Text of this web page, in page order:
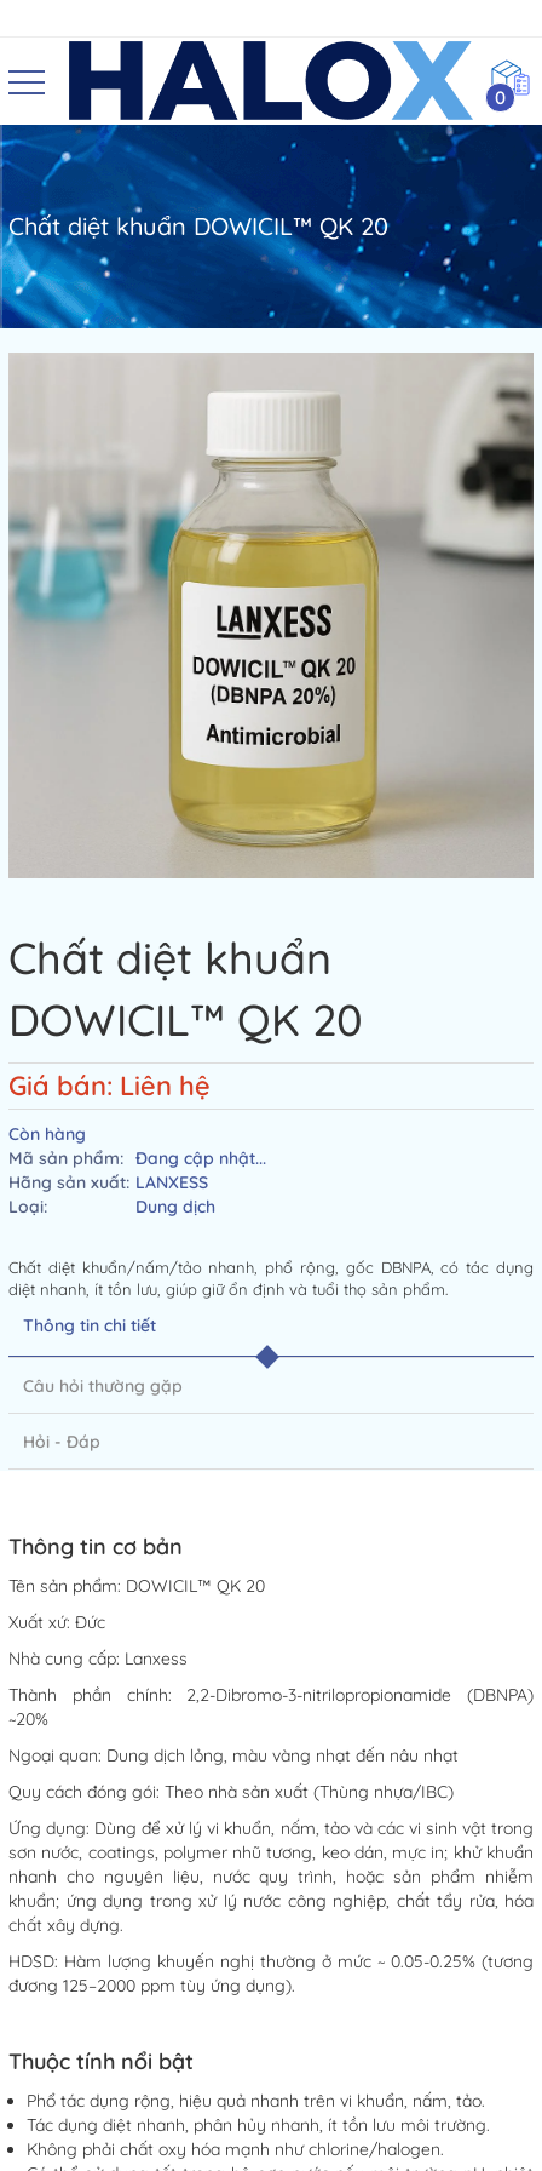
0
Chất diệt khuẩn DOWICIL™ QK 20
Chất diệt khuẩn
DOWICIL™ QK 20
Giá bán: Liên hệ
Còn hàng
Mã sản phẩm: Đang cập nhật...
Hãng sản xuất: LANXESS
Loại:
Dung dịch
Chất diệt khuẩn/nấm/tảo nhanh, phổ rộng, gốc DBNPA, có tác dụng
diệt nhanh, ít tồn lưu, giúp giữ ổn định và tuổi thọ sản phẩm.
Thông tin chi tiết
Câu hỏi thường gặp
Hỏi - Đáp
Thông tin cơ bản
Tên sản phẩm: DOWICIL™ QK 20
Xuất xứ: Đức
Nhà cung cấp: Lanxess
Thành phần chính: 2,2-Dibromo-3-nitrilopropionamide (DBNPA)
~20%
Ngoại quan: Dung dịch lỏng, màu vàng nhạt đến nâu nhạt
Quy cách đóng gói: Theo nhà sản xuất (Thùng nhựa/IBC)
Ứng dụng: Dùng để xử lý vi khuẩn, nấm, tảo và các vi sinh vật trong
sơn nước, coatings, polymer nhũ tương, keo dán, mực in; khử khuẩn
nhanh cho nguyên liệu, nước quy trình, hoặc sản phẩm nhiễm
khuẩn; ứng dụng trong xử lý nước công nghiệp, chất tẩy rửa, hóa
chất xây dựng.
HDSD: Hàm lượng khuyến nghị thường ở mức ~ 0.05-0.25% (tương
đương 125–2000 ppm tùy ứng dụng).
Thuộc tính nổi bật
Phổ tác dụng rộng, hiệu quả nhanh trên vi khuẩn, nấm, tảo.
Tác dụng diệt nhanh, phân hủy nhanh, ít tồn lưu môi trường.
Không phải chất oxy hóa mạnh như chlorine/halogen.